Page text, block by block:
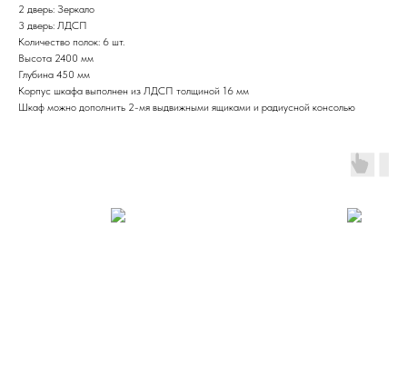
2 дверь: Зеркало
3 дверь: ЛДСП
Количество полок: 6 шт.
Высота 2400 мм
Глубина 450 мм
Корпус шкафа выполнен из ЛДСП толщиной 16 мм
Шкаф можно дополнить 2-мя выдвижными ящиками и радиусной консолью